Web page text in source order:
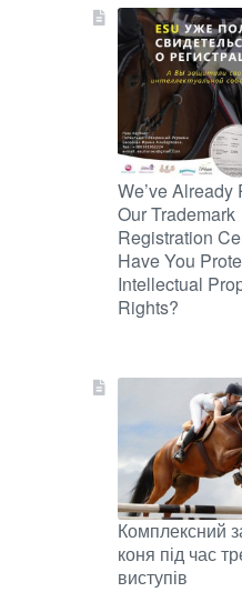
We’ve Already
Our Trademark
Registration
Have You
Intellectual
Rights?
Комплексний
коня під час
виступів